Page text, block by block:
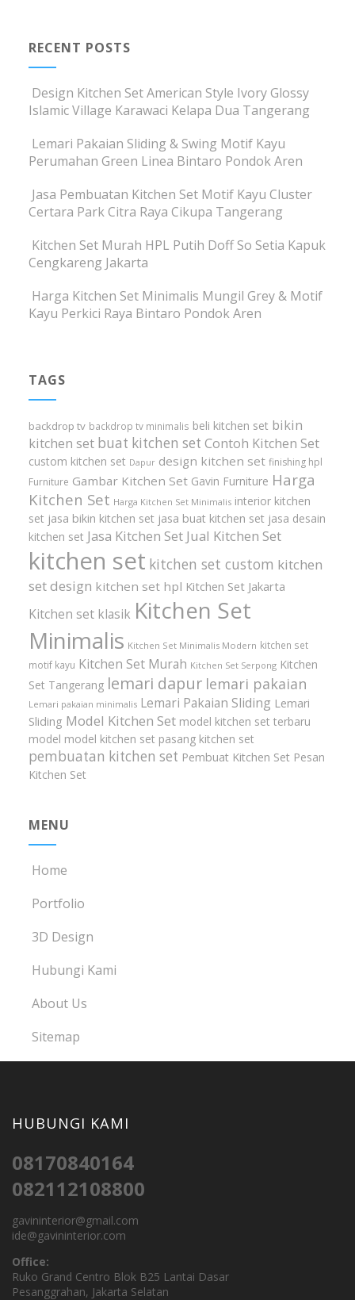
RECENT POSTS
Design Kitchen Set American Style Ivory Glossy
Islamic Village Karawaci Kelapa Dua Tangerang
Lemari Pakaian Sliding & Swing Motif Kayu
Perumahan Green Linea Bintaro Pondok Aren
Jasa Pembuatan Kitchen Set Motif Kayu Cluster
Certara Park Citra Raya Cikupa Tangerang
Kitchen Set Murah HPL Putih Doff So Setia Kapuk
Cengkareng Jakarta
Harga Kitchen Set Minimalis Mungil Grey & Motif
Kayu Perkici Raya Bintaro Pondok Aren
TAGS
backdrop tv backdrop tv minimalis beli kitchen set bikin
kitchen set buat kitchen set Contoh Kitchen Set
custom kitchen set Dapur design kitchen set finishing hpl
Furniture Gambar Kitchen Set Gavin Furniture Harga
Kitchen Set Harga Kitchen Set Minimalis interior kitchen
set jasa bikin kitchen set jasa buat kitchen set jasa desain
kitchen set Jasa Kitchen Set Jual Kitchen Set
kitchen set kitchen set custom kitchen
set design kitchen set hpl Kitchen Set Jakarta
Kitchen set klasik Kitchen Set
Minimalis Kitchen Set Minimalis Modern kitchen set
motif kayu Kitchen Set Murah Kitchen Set Serpong Kitchen
Set Tangerang lemari dapur lemari pakaian
Lemari pakaian minimalis Lemari Pakaian Sliding Lemari
Sliding Model Kitchen Set model kitchen set terbaru
model model kitchen set pasang kitchen set
pembuatan kitchen set Pembuat Kitchen Set Pesan
Kitchen Set
MENU
Home
Portfolio
3D Design
Hubungi Kami
About Us
Sitemap
HUBUNGI KAMI
08170840164
082112108800
gavininterior@gmail.com
ide@gavininterior.com
Office:
Ruko Grand Centro Blok B25 Lantai Dasar
Pesanggrahan, Jakarta Selatan